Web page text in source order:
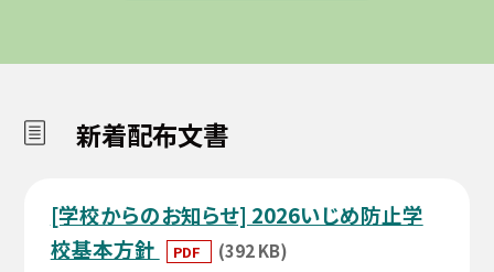
新着配布文書
[学校からのお知らせ] 2026いじめ防止学
校基本方針
PDF (392 KB)